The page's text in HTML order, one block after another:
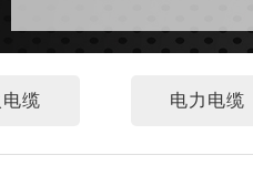
缆 电力电缆